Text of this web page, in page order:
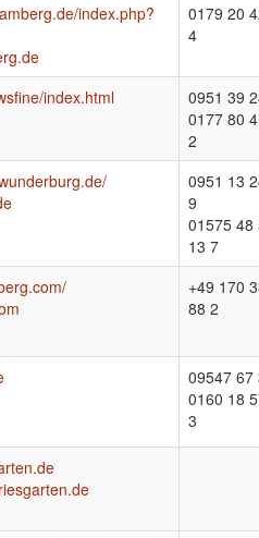
index.php?
0179 20
4
index.html
0951 39
0177 80
2
0951 13
9
01575 48
13 7
+49 170
88 2
09547 67
0160 18
3